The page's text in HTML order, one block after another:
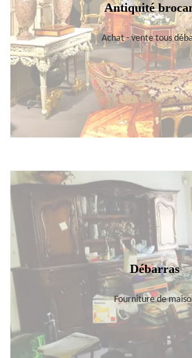
Antiquité
Achat - vente tous
Débarras
Fourniture de